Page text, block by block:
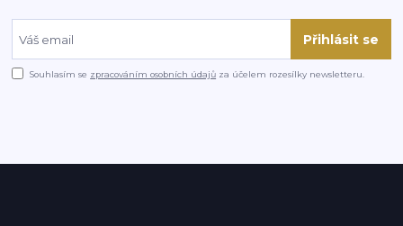
Přihlásit se
Souhlasím se zpracováním osobních údajů za účelem rozesílky newsletteru.